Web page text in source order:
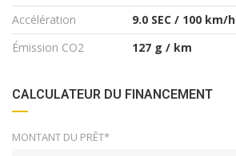
Accélération
9.0 SEC / 100 km/h
Émission CO2
127 g / km
CALCULATEUR DU FINANCEMENT
MONTANT DU PRÊT*